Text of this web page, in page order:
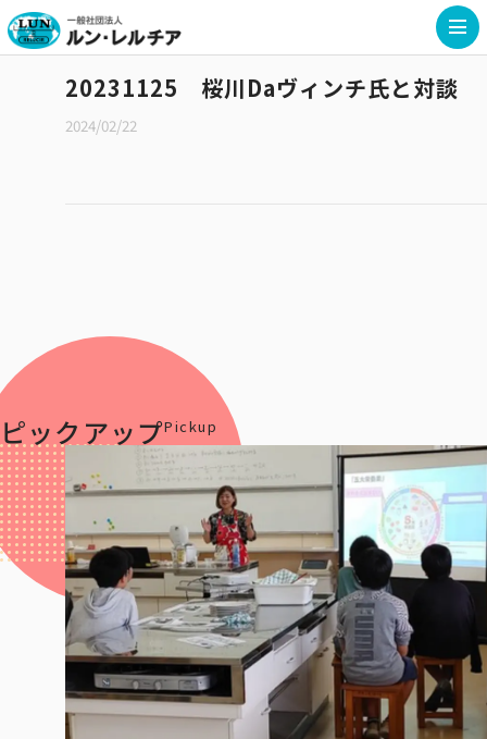
20231125 桜川Daヴィンチ氏と対談
2024/02/22
ピックアップPickup